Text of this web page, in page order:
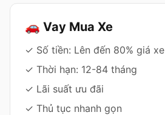
🚗 Vay Mua Xe
✓ Số tiền: Lên đến 80% giá xe
✓ Thời hạn: 12-84 tháng
✓ Lãi suất ưu đãi
✓ Thủ tục nhanh gọn